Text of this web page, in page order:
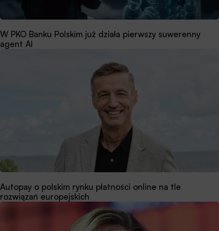
W PKO Banku Polskim już działa pierwszy suwerenny
agent AI
Autopay o polskim rynku płatności online na tle
rozwiązań europejskich